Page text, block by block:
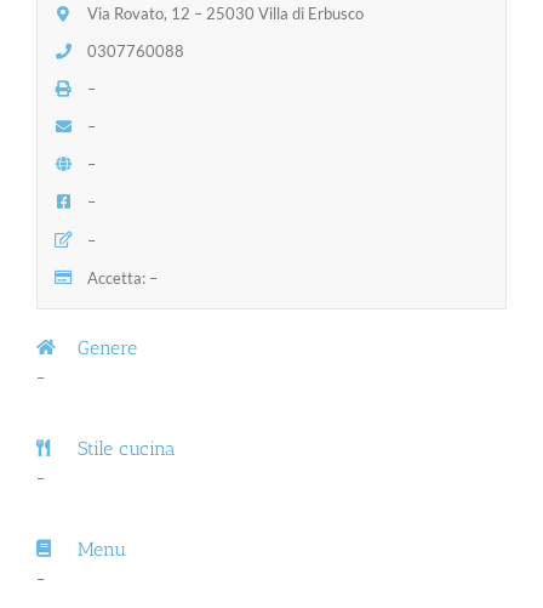
Via Rovato, 12 – 25030 Villa di Erbusco
0307760088
–
–
–
–
–
Accetta: –
Genere
–
Stile cucina
–
Menu
–